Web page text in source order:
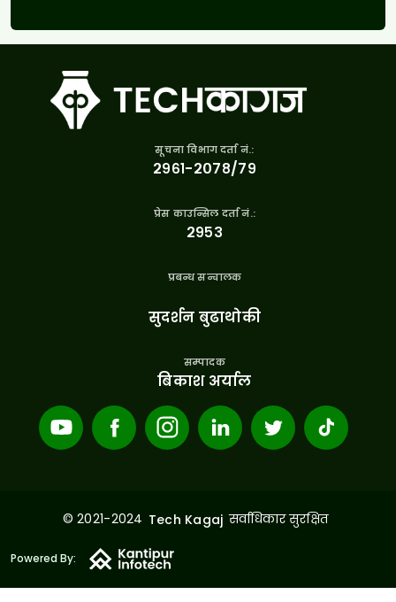
सूचना विभाग दर्ता नं.:
२९६१-२०७८/७९
प्रेस काउन्सिल दर्ता नं.:
२९५३
प्रबन्ध सन्चालक
सुदर्शन बुढाथोकी
सम्पादक
बिकाश अर्याल
© 2021-2024 Tech Kagaj सर्वाधिकार सुरक्षित
Powered By: